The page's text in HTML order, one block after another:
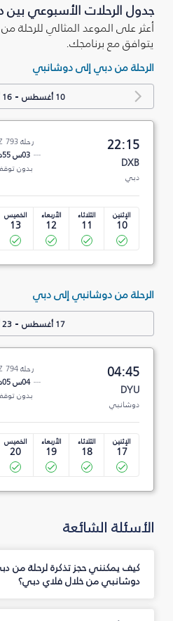
جدول الرحلات الأسبوعي
أعثر على الموعد المثالي للرحلة
يتوافق مع برنامجك.
الرحلة من دبي إلى دوشانبي
10 أغسطس -16 أغسطس
22:15
DXB
دبي
رحلة FZ 793
03س 55د
بدون
الإثنين
10
الثلاثاء
11
الأربعاء
12
الخميس
13
الرحلة من دوشانبي إلى دبي
17 أغسطس -23 أغسطس
04:45
DYU
دوشانبي
رحلة FZ 794
04س 05د
بدون
الإثنين
17
الثلاثاء
18
الأربعاء
19
الخميس
20
الأسئلة الشائعة
كيف يمكنني حجز تذكرة لرحلة من
دوشانبي من خلال فلاي دبي؟